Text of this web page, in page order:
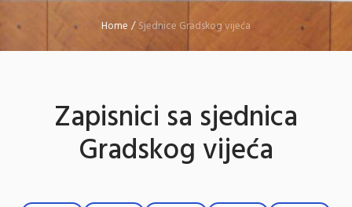
Home /Sjednice Gradskog vijeća
Zapisnici sa sjednica
Gradskog vijeća